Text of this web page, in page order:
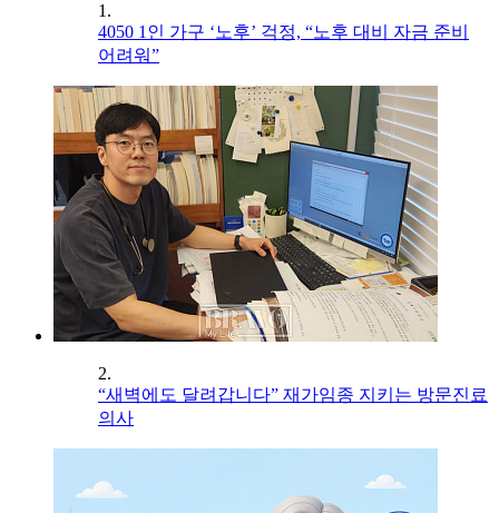
1.
4050 1인 가구 ‘노후’ 걱정, “노후 대비 자금 준비
어려워”
2.
“새벽에도 달려갑니다” 재가임종 지키는 방문진료
의사